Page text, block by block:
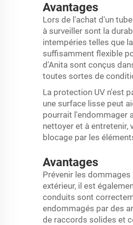
Avantages
Lors de l'achat d'un
à surveiller sont la
intempéries telles que
suffisamment flexible
d'Anita sont conçus
toutes sortes de
La protection UV n'est
une surface lisse peut
pourrait l'endommager
nettoyer et à entretenir,
blocage par les
Avantages
Prévenir les
extérieur, il est
conduits sont
endommagés par des
de raccords solides et